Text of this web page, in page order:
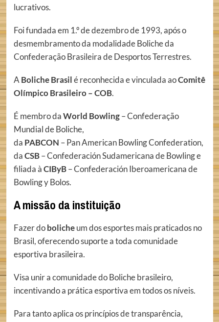
lucrativos.
Foi fundada em 1.º de dezembro de 1993, após o
desmembramento da modalidade Boliche da
Confederação Brasileira de Desportos Terrestres.
ABoliche Brasilé reconhecida e vinculada aoComitê
Olímpico Brasileiro – COB.
É membro daWorld Bowling– Confederação
Mundial de Boliche,
da PABCON – Pan American Bowling Confederation,
daCSB– Confederación Sudamericana de Bowling e
filiada àCIByB– Confederación Iberoamericana de
Bowling y Bolos.
A missão da instituição
Fazer dobolicheum dos esportes mais praticados no
Brasil, oferecendo suporte a toda comunidade
esportiva brasileira.
Visa unir a comunidade do Boliche brasileiro,
incentivando a prática esportiva em todos os níveis.
Para tanto aplica os princípios de transparência,